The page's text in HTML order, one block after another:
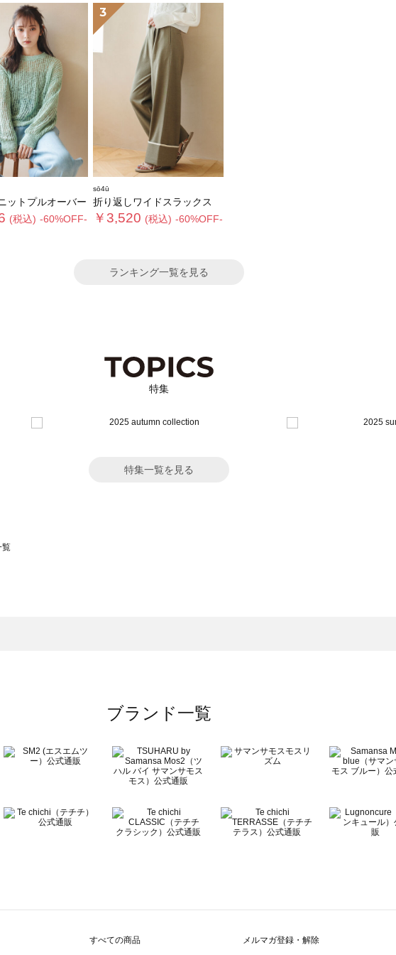
ットプルオーバー
(税込) -60%OFF-
3
sō4ū
折り返しワイドスラックス
￥3,520 (税込) -60%OFF-
ランキング一覧を見る
特集
特集一覧を見る
覧
ブランド一覧
すべての商品 メルマガ登録・解除